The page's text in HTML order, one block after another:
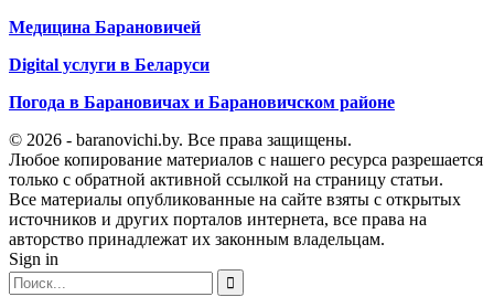
Медицина Барановичей
Digital услуги в Беларуси
Погода в Барановичах и Барановичском районе
© 2026 - baranovichi.by. Все права защищены.
Любое копирование материалов с нашего ресурса разрешается
только с обратной активной ссылкой на страницу статьи.
Все материалы опубликованные на сайте взяты с открытых
источников и других порталов интернета, все права на
авторство принадлежат их законным владельцам.
Sign in